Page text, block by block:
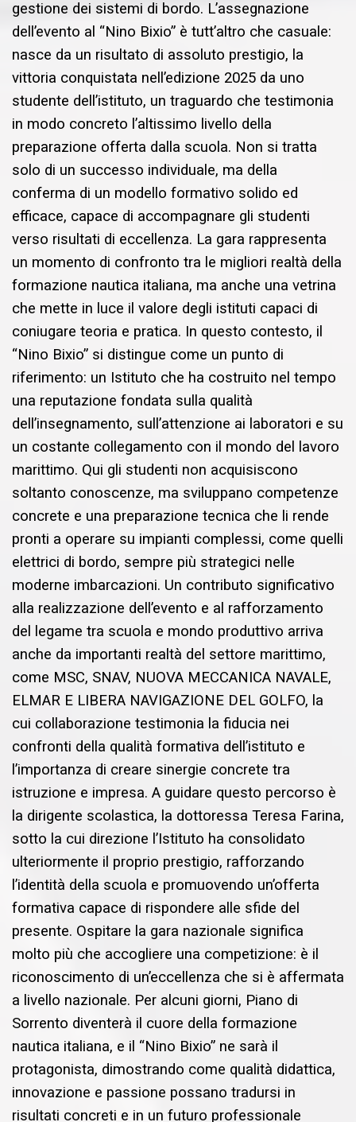
gestione dei sistemi di bordo. L’assegnazione
dell’evento al “Nino Bixio” è tutt’altro che casuale:
nasce da un risultato di assoluto prestigio, la
vittoria conquistata nell’edizione 2025 da uno
studente dell’istituto, un traguardo che testimonia
in modo concreto l’altissimo livello della
preparazione offerta dalla scuola. Non si tratta
solo di un successo individuale, ma della
conferma di un modello formativo solido ed
efficace, capace di accompagnare gli studenti
verso risultati di eccellenza. La gara rappresenta
un momento di confronto tra le migliori realtà della
formazione nautica italiana, ma anche una vetrina
che mette in luce il valore degli istituti capaci di
coniugare teoria e pratica. In questo contesto, il
“Nino Bixio” si distingue come un punto di
riferimento: un Istituto che ha costruito nel tempo
una reputazione fondata sulla qualità
dell’insegnamento, sull’attenzione ai laboratori e su
un costante collegamento con il mondo del lavoro
marittimo. Qui gli studenti non acquisiscono
soltanto conoscenze, ma sviluppano competenze
concrete e una preparazione tecnica che li rende
pronti a operare su impianti complessi, come quelli
elettrici di bordo, sempre più strategici nelle
moderne imbarcazioni. Un contributo significativo
alla realizzazione dell’evento e al rafforzamento
del legame tra scuola e mondo produttivo arriva
anche da importanti realtà del settore marittimo,
come MSC, SNAV, NUOVA MECCANICA NAVALE,
ELMAR E LIBERA NAVIGAZIONE DEL GOLFO, la
cui collaborazione testimonia la fiducia nei
confronti della qualità formativa dell’istituto e
l’importanza di creare sinergie concrete tra
istruzione e impresa. A guidare questo percorso è
la dirigente scolastica, la dottoressa Teresa Farina,
sotto la cui direzione l’Istituto ha consolidato
ulteriormente il proprio prestigio, rafforzando
l’identità della scuola e promuovendo un’offerta
formativa capace di rispondere alle sfide del
presente. Ospitare la gara nazionale significa
molto più che accogliere una competizione: è il
riconoscimento di un’eccellenza che si è affermata
a livello nazionale. Per alcuni giorni, Piano di
Sorrento diventerà il cuore della formazione
nautica italiana, e il “Nino Bixio” ne sarà il
protagonista, dimostrando come qualità didattica,
innovazione e passione possano tradursi in
risultati concreti e in un futuro professionale